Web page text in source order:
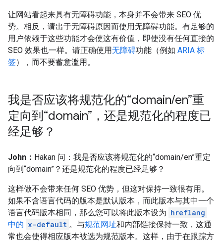
让网站看起来具有无障碍功能，本身并不会带来 SEO 优
势。相反，请出于无障碍原因而使用无障碍功能。有足够的
用户依赖于这些功能才会使这有价值，即使没有任何直接的
SEO 效果也一样。请正确使用无障碍功能（例如 ARIA 标
签），而不要蓄意滥用。
我是否应该将规范化的“domain/en”重
定向到“domain”，还是规范化的程度已
经足够？
John： Hakan 问：我是否应该将规范化的“domain/en”重定
向到“domain”？还是规范化的程度已经足够？
这样做不会带来任何 SEO 优势，但这对保持一致很有用。
如果不含语言代码的版本是默认版本，而此版本与其中一个
语言代码版本相同，那么您可以将此版本设为 hreflang
中的 x-default 。与规范网址和内部链接保持一致，这通
常也会使得相应版本被选为规范版本。这样，由于在跟踪方